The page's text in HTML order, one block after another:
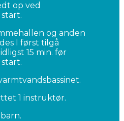
op ved
og anden
I først tilgå
15 min. før
1 instruktør.